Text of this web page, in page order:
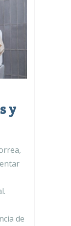
y
de